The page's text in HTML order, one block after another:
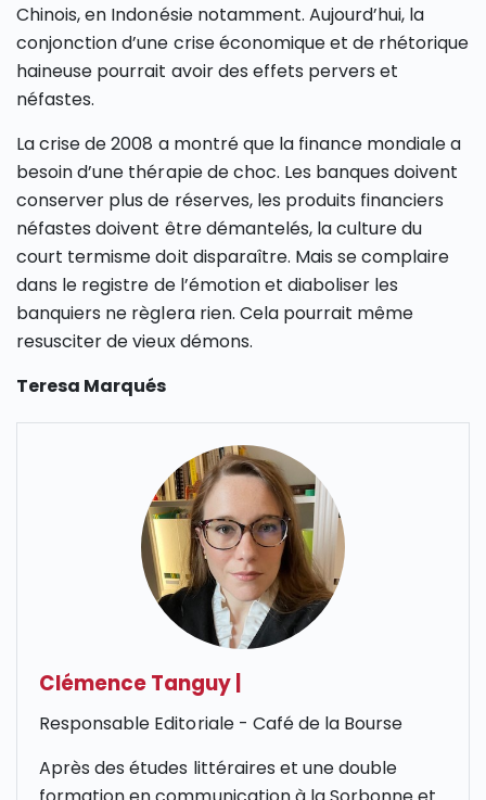
Chinois, en Indonésie notamment. Aujourd’hui, la
conjonction d’une crise économique et de rhétorique
haineuse pourrait avoir des effets pervers et
néfastes.
La crise de 2008 a montré que la finance mondiale a
besoin d’une thérapie de choc. Les banques doivent
conserver plus de réserves, les produits financiers
néfastes doivent être démantelés, la culture du
court termisme doit disparaître. Mais se complaire
dans le registre de l’émotion et diaboliser les
banquiers ne règlera rien. Cela pourrait même
resusciter de vieux démons.
Teresa Marqués
Clémence Tanguy
Responsable Editoriale - Café de la Bourse
Après des études littéraires et une double